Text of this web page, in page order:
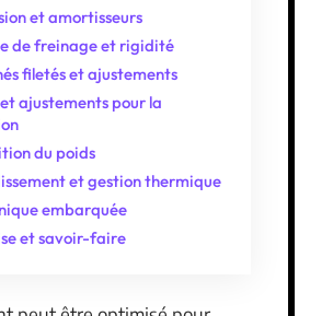
et amortisseurs
de freinage et rigidité
filetés et ajustements
ajustements pour la
du poids
et gestion thermique
embarquée
et savoir-faire